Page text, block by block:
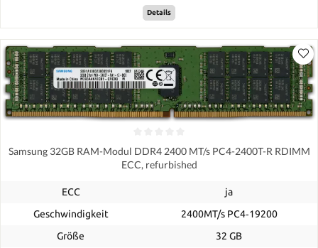
Details
Samsung 32GB RAM-Modul DDR4 2400 MT/s PC4-2400T-R RDIMM
ECC, refurbished
ECC
ja
Geschwindigkeit
2400MT/s PC4‑19200
Größe
32 GB